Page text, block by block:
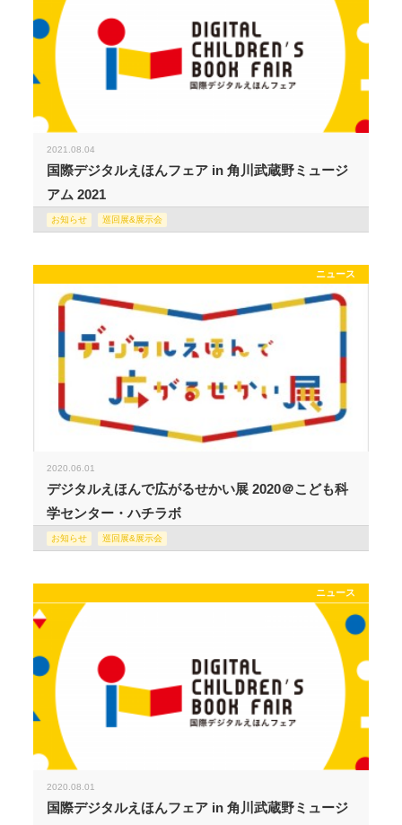
2021.08.04
国際デジタルえほんフェア in 角川武蔵野ミュージ
アム 2021
お知らせ 巡回展&展示会
ニュース
2020.06.01
デジタルえほんで広がるせかい展 2020＠こども科
学センター・ハチラボ
お知らせ 巡回展&展示会
ニュース
2020.08.01
国際デジタルえほんフェア in 角川武蔵野ミュージ